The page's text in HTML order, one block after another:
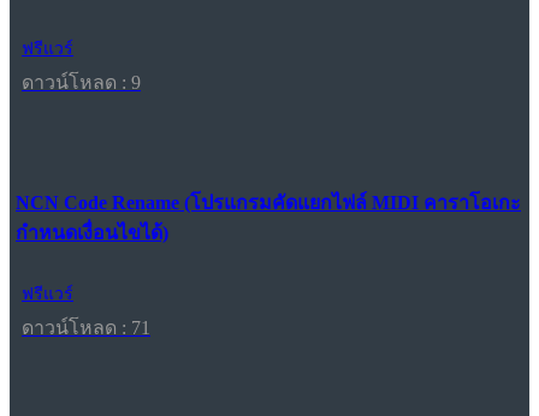
ฟรีแวร์
ดาวน์โหลด : 9
NCN Code Rename (โปรแกรมคัดแยกไฟล์ MIDI คาราโอเกะ
กำหนดเงื่อนไขได้)
ฟรีแวร์
ดาวน์โหลด : 71